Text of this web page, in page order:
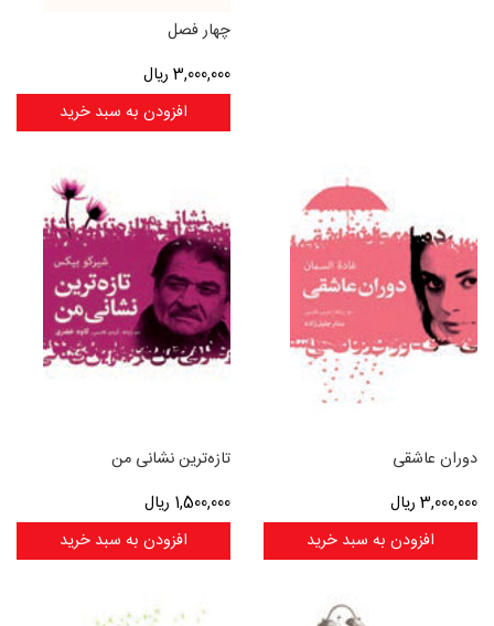
چهار فصل
3,000,000 ریال
افزودن به سبد خرید
دوران عاشقی
3,000,000 ریال
افزودن به سبد خرید
تازه‌ترین نشانی من
1,500,000 ریال
افزودن به سبد خرید